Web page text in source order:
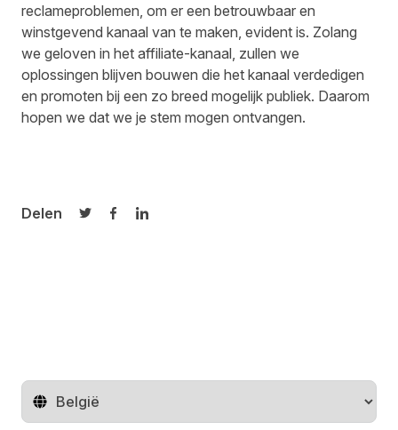
reclameproblemen, om er een betrouwbaar en
winstgevend kanaal van te maken, evident is. Zolang
we geloven in het affiliate-kanaal, zullen we
oplossingen blijven bouwen die het kanaal verdedigen
en promoten bij een zo breed mogelijk publiek. Daarom
hopen we dat we je stem mogen ontvangen.
Delen
Delen op Twitter
Delen op Facebook
Delen op LinkedIn
Regio wijzigen